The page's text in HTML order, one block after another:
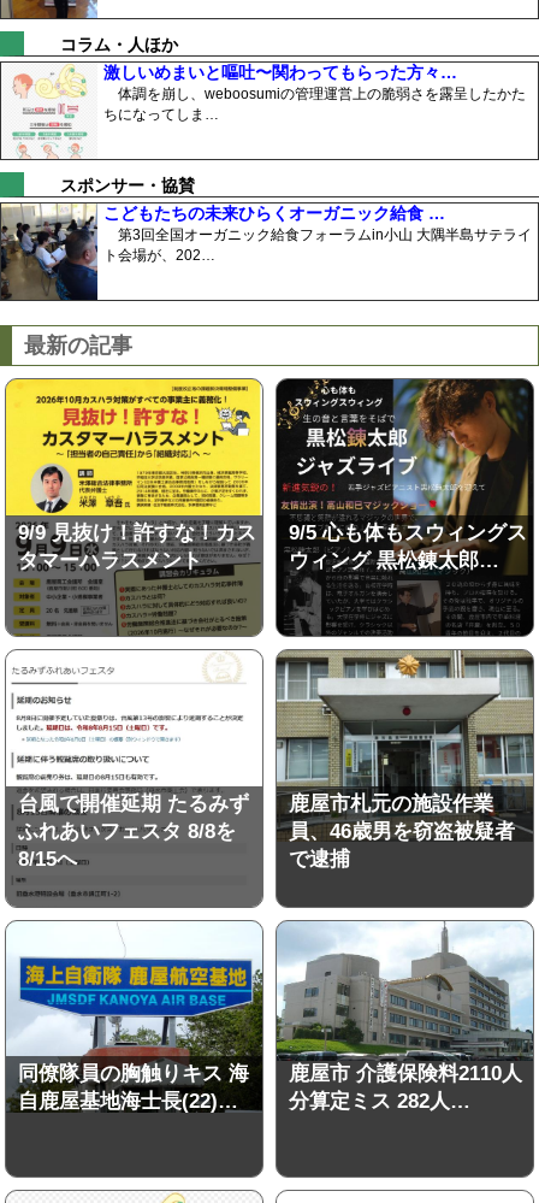
コラム・人ほか
激しいめまいと嘔吐〜関わってもらった方々…
体調を崩し、weboosumiの管理運営上の脆弱さを露呈したかた
ちになってしま…
スポンサー・協賛
こどもたちの未来ひらくオーガニック給食 …
第3回全国オーガニック給食フォーラムin小山 大隅半島サテライ
ト会場が、202…
最新の記事
9/9 見抜け！許すな！カス
タマーハラスメント
9/5 心も体もスウィングス
ウィング 黒松錬太郎…
台風で開催延期 たるみず
ふれあいフェスタ 8/8を
8/15へ
鹿屋市札元の施設作業
員、46歳男を窃盗被疑者
で逮捕
同僚隊員の胸触りキス 海
自鹿屋基地海士長(22)…
鹿屋市 介護保険料2110人
分算定ミス 282人…